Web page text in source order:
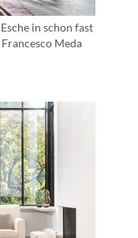
in schon fast
Meda